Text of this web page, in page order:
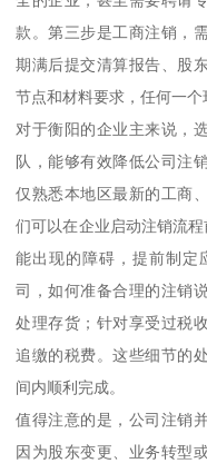
款。第三步是工商注销，
期满后提交清算报告、股
节点和材料要求，任何一个
对于衡阳的企业主来说，
队，能够有效降低公司注
仅熟悉本地区最新的工商
们可以在企业启动注销流
能出现的障碍，提前制定
司，如何准备合理的注销
处理存货；针对享受过税
追缴的税费。这些细节的
间内顺利完成。
值得注意的是，公司注销
因为股东变更、业务转型